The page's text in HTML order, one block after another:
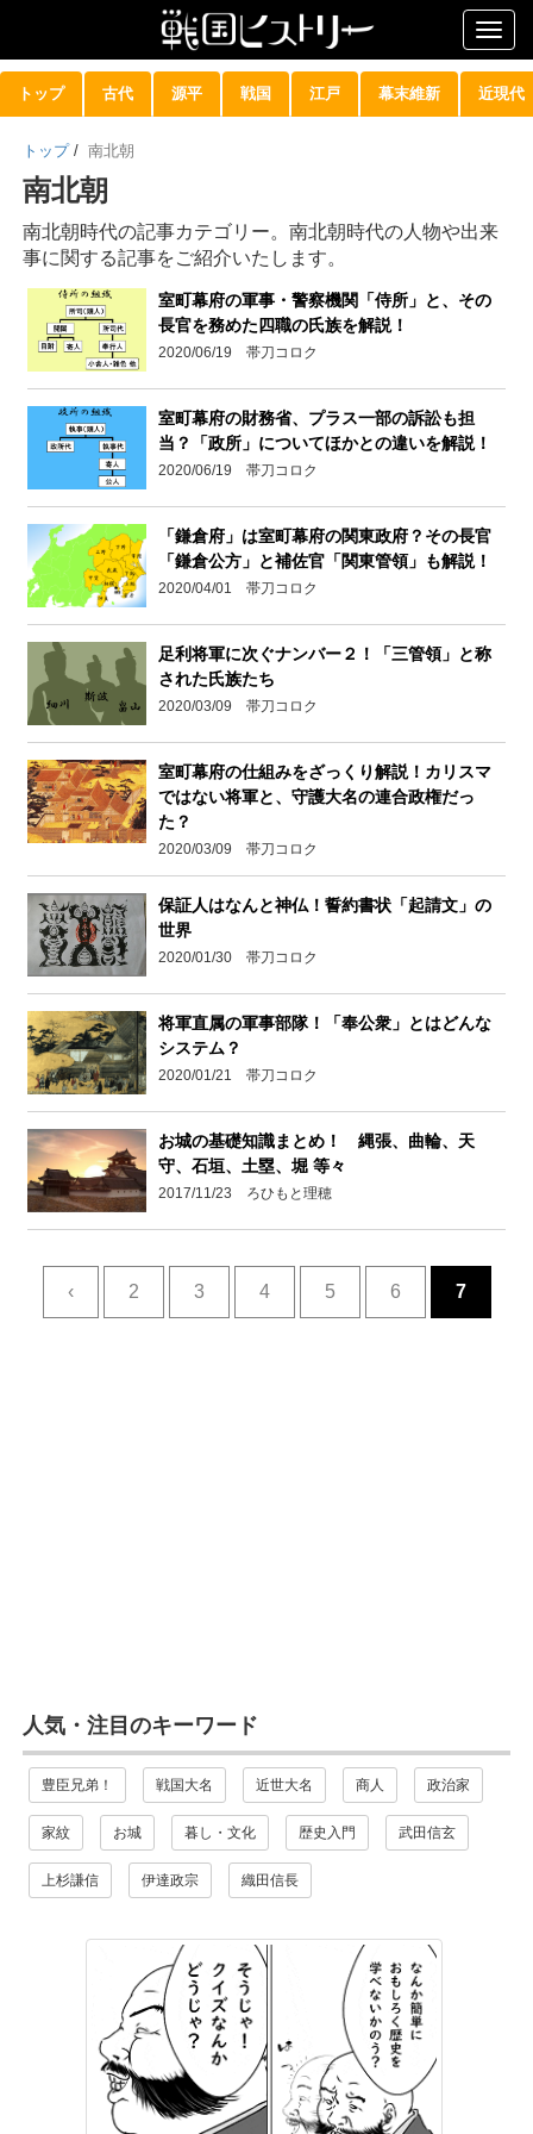
トップ 古代 源平 戦国 江戸 幕末維新 近現代
トップ / 南北朝
南北朝
南北朝時代の記事カテゴリー。南北朝時代の人物や出来
事に関する記事をご紹介いたします。
室町幕府の軍事・警察機関「侍所」と、その
長官を務めた四職の氏族を解説！
2020/06/19 帯刀コロク
室町幕府の財務省、プラス一部の訴訟も担
当？「政所」についてほかとの違いを解説！
2020/06/19 帯刀コロク
「鎌倉府」は室町幕府の関東政府？その長官
「鎌倉公方」と補佐官「関東管領」も解説！
2020/04/01 帯刀コロク
足利将軍に次ぐナンバー２！「三管領」と称
された氏族たち
2020/03/09 帯刀コロク
室町幕府の仕組みをざっくり解説！カリスマ
ではない将軍と、守護大名の連合政権だっ
た？
2020/03/09 帯刀コロク
保証人はなんと神仏！誓約書状「起請文」の
世界
2020/01/30 帯刀コロク
将軍直属の軍事部隊！「奉公衆」とはどんな
システム？
2020/01/21 帯刀コロク
お城の基礎知識まとめ！ 縄張、曲輪、天
守、石垣、土塁、堀 等々
2017/11/23 ろひもと理穂
‹ 2 3 4 5 6 7
人気・注目のキーワード
豊臣兄弟！ 戦国大名 近世大名 商人 政治家
家紋 お城 暮し・文化 歴史入門 武田信玄
上杉謙信 伊達政宗 織田信長